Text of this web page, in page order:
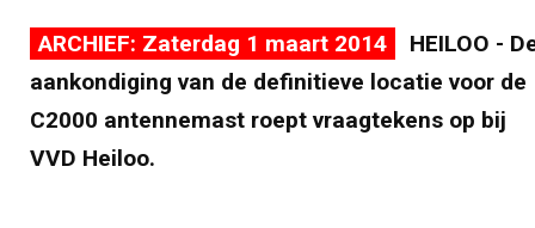
ARCHIEF: Zaterdag 1 maart 2014
HEILOO -
aankondiging van de definitieve locatie voor de
C2000 antennemast roept vraagtekens op bij
VVD Heiloo.